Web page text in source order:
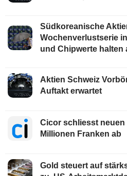
Südkoreanische
Wochenverlustserie
und Chipwerte halten
Aktien Schweiz
Auftakt erwartet
Cicor schliesst
Millionen Franken ab
Gold steuert auf